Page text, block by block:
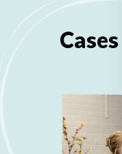
Cases